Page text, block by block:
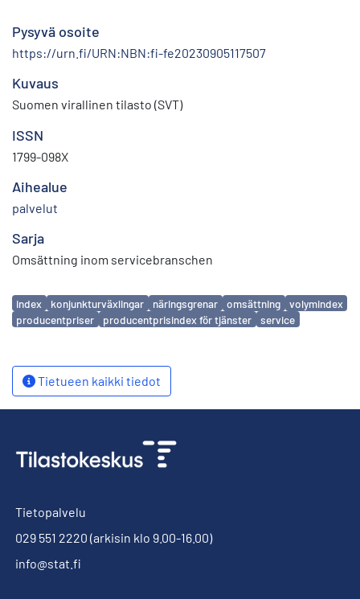
Pysyvä osoite
https://urn.fi/URN:NBN:fi-fe20230905117507
Kuvaus
Suomen virallinen tilasto (SVT)
ISSN
1799-098X
Aihealue
palvelut
Sarja
Omsättning inom servicebranschen
Avainsanat
index konjunkturväxlingar näringsgrenar omsättning
volymindex
producentpriser
producentprisindex för tjänster service
Tietueen kaikki tiedot
Tietopalvelu
029 551 2220 (arkisin klo 9.00-16.00)
info@stat.fi